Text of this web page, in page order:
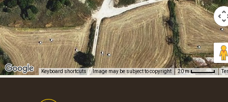
Keyboard shortcuts Image may be subject to copyright 20 m